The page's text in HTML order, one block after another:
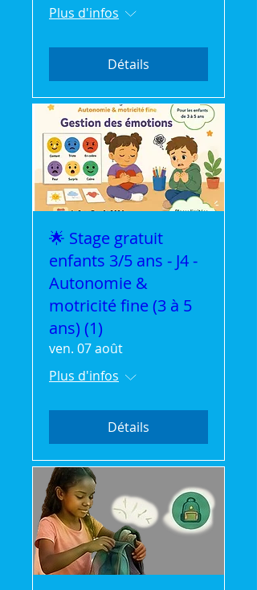
Plus d'infos
Détails
🌟 Stage gratuit
enfants 3/5 ans - J4 -
Autonomie &
motricité fine (3 à 5
ans) (1)
ven. 07 août
Plus d'infos
Détails